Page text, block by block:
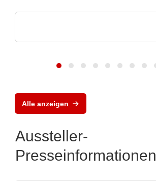
Alle anzeigen
Aussteller-
Presseinformationen